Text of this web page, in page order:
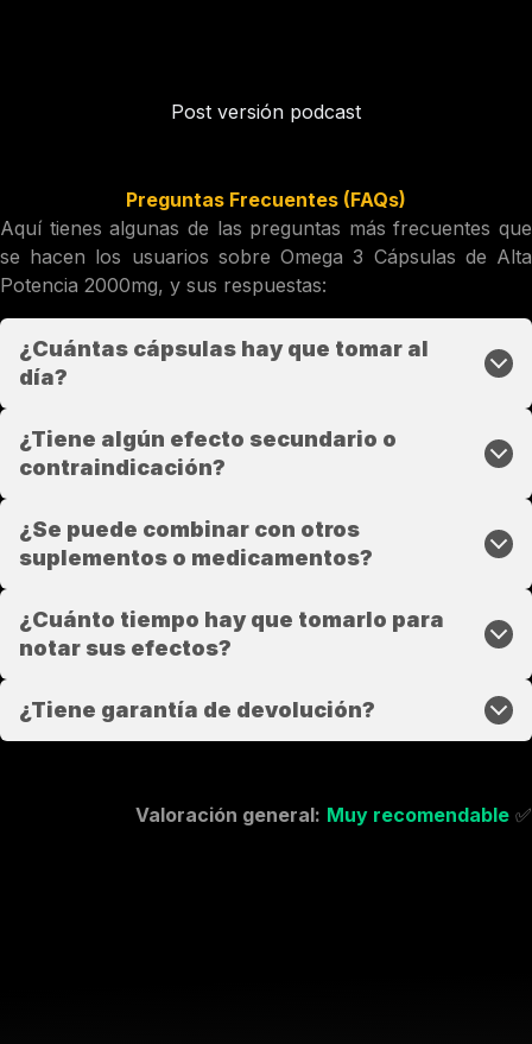
Post versión podcast
Preguntas Frecuentes (FAQs)
Aquí tienes algunas de las preguntas más frecuentes que
se hacen los usuarios sobre Omega 3 Cápsulas de Alta
Potencia 2000mg, y sus respuestas:
¿Cuántas cápsulas hay que tomar al
día?
¿Tiene algún efecto secundario o
contraindicación?
¿Se puede combinar con otros
suplementos o medicamentos?
¿Cuánto tiempo hay que tomarlo para
notar sus efectos?
¿Tiene garantía de devolución?
Valoración general: Muy recomendable ✅